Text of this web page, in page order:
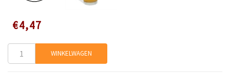
Speciale
prijs
€4,47
WINKELWAGEN